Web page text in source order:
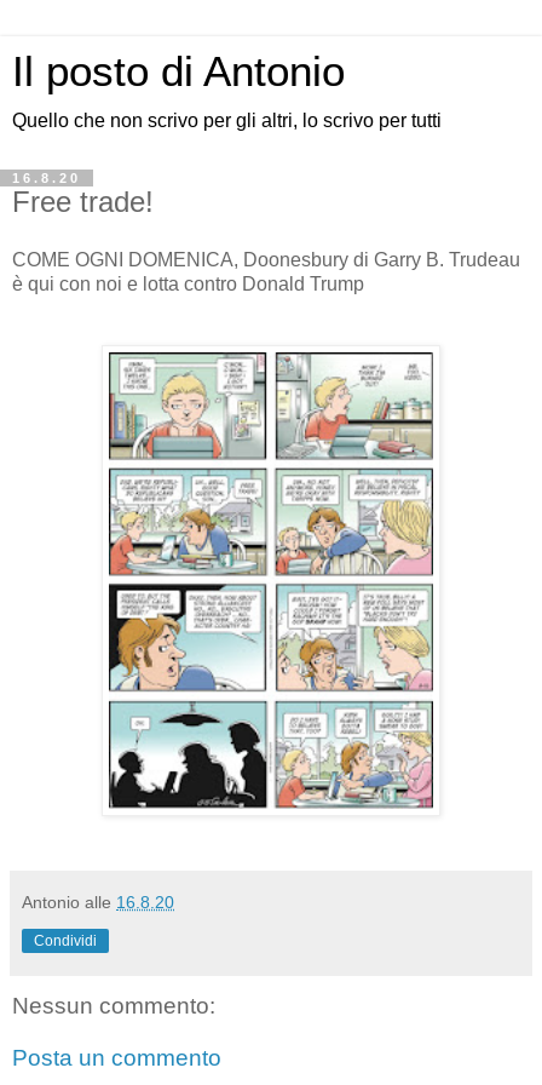
Il posto di Antonio
Quello che non scrivo per gli altri, lo scrivo per tutti
16.8.20
Free trade!
COME OGNI DOMENICA, Doonesbury di Garry B. Trudeau
è qui con noi e lotta contro Donald Trump
Antonio alle 16.8.20
Condividi
Nessun commento:
Posta un commento